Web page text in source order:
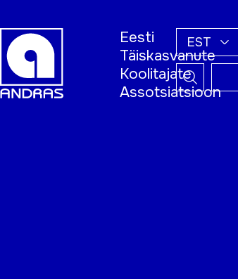
Eesti
Täiskasvanute
Koolitajate
Assotsiatsioon
EST